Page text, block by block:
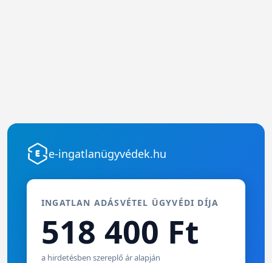
e-ingatlanügyvédek.hu
INGATLAN ADÁSVÉTEL ÜGYVÉDI DÍJA
518 400 Ft
a hirdetésben szereplő ár alapján